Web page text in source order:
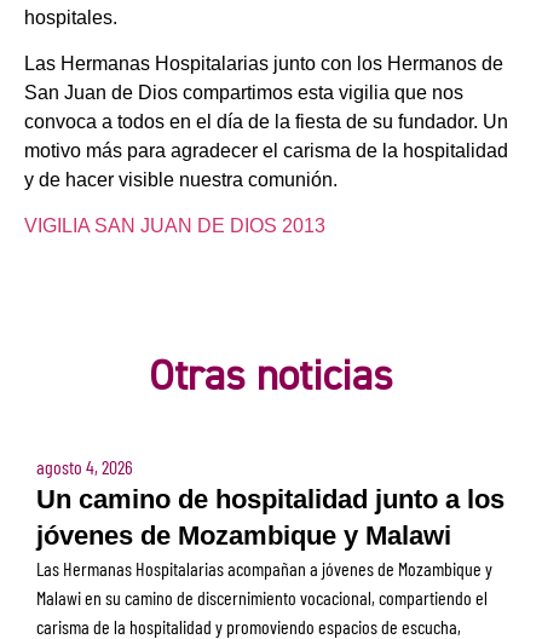
hospitales.
Las Hermanas Hospitalarias junto con los Hermanos de
San Juan de Dios compartimos esta vigilia que nos
convoca a todos en el día de la fiesta de su fundador. Un
motivo más para agradecer el carisma de la hospitalidad
y de hacer visible nuestra comunión.
VIGILIA SAN JUAN DE DIOS 2013
Otras noticias
agosto 4, 2026
Un camino de hospitalidad junto a los
jóvenes de Mozambique y Malawi
Las Hermanas Hospitalarias acompañan a jóvenes de Mozambique y
Malawi en su camino de discernimiento vocacional, compartiendo el
carisma de la hospitalidad y promoviendo espacios de escucha,